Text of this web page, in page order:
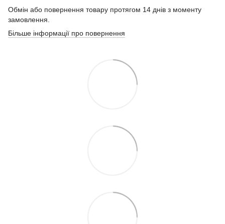
Обмін або повернення товару протягом 14 днів з моменту
замовлення.
Більше інформації про повернення